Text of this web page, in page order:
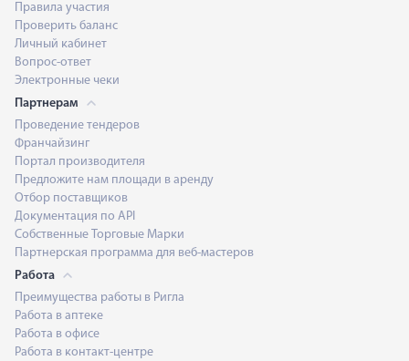
Правила участия
Проверить баланс
Личный кабинет
Вопрос-ответ
Электронные чеки
Партнерам
Проведение тендеров
Франчайзинг
Портал производителя
Предложите нам площади в аренду
Отбор поставщиков
Документация по API
Собственные Торговые Марки
Партнерская программа для веб-мастеров
Работа
Преимущества работы в Ригла
Работа в аптеке
Работа в офисе
Работа в контакт-центре